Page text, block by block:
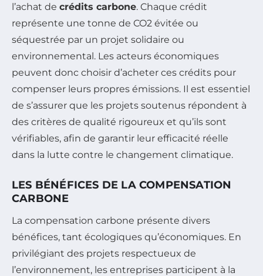
l’achat de crédits carbone. Chaque crédit
représente une tonne de CO2 évitée ou
séquestrée par un projet solidaire ou
environnemental. Les acteurs économiques
peuvent donc choisir d’acheter ces crédits pour
compenser leurs propres émissions. Il est essentiel
de s’assurer que les projets soutenus répondent à
des critères de qualité rigoureux et qu’ils sont
vérifiables, afin de garantir leur efficacité réelle
dans la lutte contre le changement climatique.
LES BÉNÉFICES DE LA COMPENSATION
CARBONE
La compensation carbone présente divers
bénéfices, tant écologiques qu’économiques. En
privilégiant des projets respectueux de
l’environnement, les entreprises participent à la